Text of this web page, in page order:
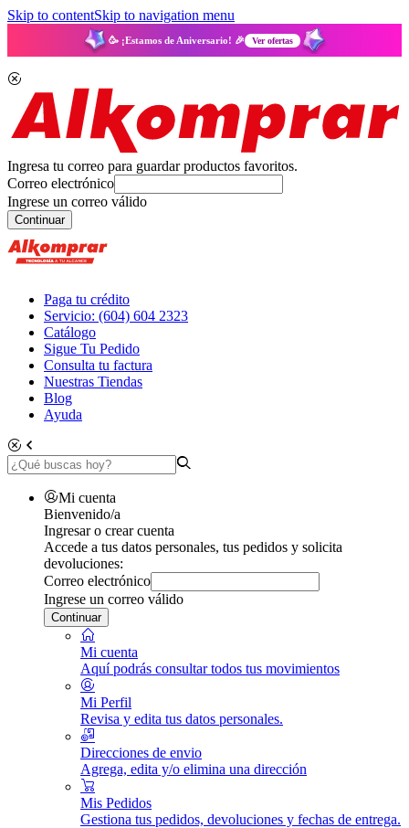
Skip to contentSkip to navigation menu
🥳 ¡Estamos de Aniversario! 🎉 Ver ofertas
Ingresa tu correo para guardar productos favoritos.
Correo electrónico
Ingrese un correo válido
Continuar
Paga tu crédito
Servicio: (604) 604 2323
Catálogo
Sigue Tu Pedido
Consulta tu factura
Nuestras Tiendas
Blog
Ayuda
Mi cuenta
Bienvenido/a
Ingresar o crear cuenta
Accede a tus datos personales, tus pedidos y solicita
devoluciones:
Correo electrónico
Ingrese un correo válido
Continuar
Mi cuenta
Aquí podrás consultar todos tus movimientos
Mi Perfil
Revisa y edita tus datos personales.
Direcciones de envio
Agrega, edita y/o elimina una dirección
Mis Pedidos
Gestiona tus pedidos, devoluciones y fechas de entrega.